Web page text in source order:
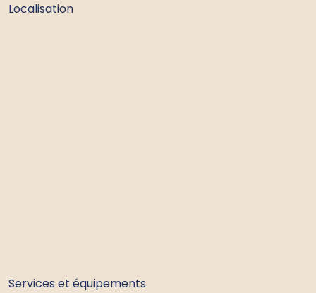
Localisation
Services et équipements